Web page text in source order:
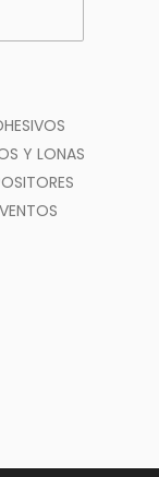
Y LONAS